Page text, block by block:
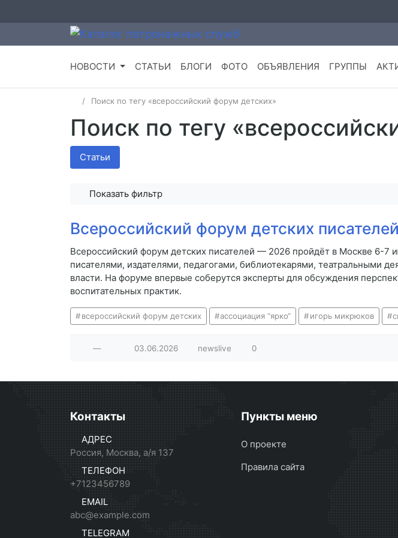
НОВОСТИ СТАТЬИ БЛОГИ ФОТО ОБЪЯВЛЕНИЯ ГРУППЫ
Поиск по тегу «всероссийский форум детских»
Поиск по тегу
Статьи
Показать фильтр
Всероссийский форум детских
Всероссийский форум детских писателей — 2026 пройдёт в Москве 6-
писателями, издателями, педагогами, библиотекарями, театральными
власти. На форуме впервые соберутся эксперты для обсуждения
воспитательных практик.
всероссийский форум детских ассоциация “ярко“ игорь микрюков
— 03.06.2026 newslive 0
Контакты
АДРЕС
Россия, Москва, а/я 137
ТЕЛЕФОН
+7123456789
EMAIL
abc@example.com
TELEGRAM
Пункты меню
О проекте
Правила сайта